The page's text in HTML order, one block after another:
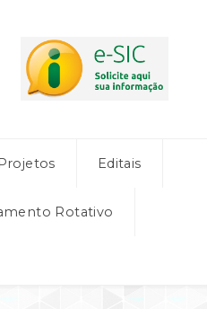
Projetos Editais
Rotativo